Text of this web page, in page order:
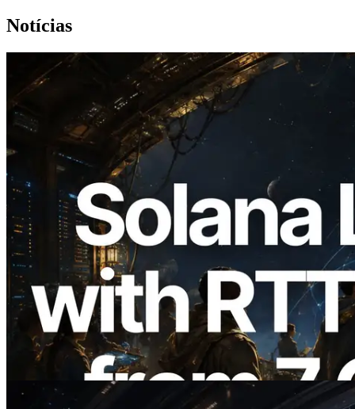
Notícias
2026.08.05
ERPC expande a Solana Leader Slot API
com medição de ping a partir de 7 regiões
globais — Validators Information API
também lançada